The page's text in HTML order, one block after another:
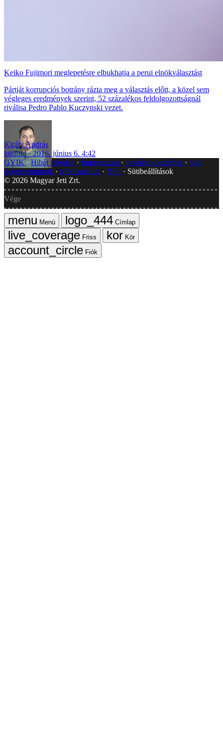
Keiko Fujimori meglepetésre elbukhatja a perui elnökválasztást
Pártját korrupciós botrány rázta meg a választás előtt, a közel sem
végleges eredmények szerint, 52 százalékos feldolgozottságnál
riválisa Pedro Pablo Kuczynski vezet.
Király András
külföld
2016. június 6. 4:42
GYIK Hibát jelentek Impresszum Javítások kezelése
Jogi
dokumentumok
Médiaajánlat RSS
Sütibeállítások
© 2026 Magyar Jeti Zrt.
Vége
Menü
Címlap
Friss
Kör
Fiók